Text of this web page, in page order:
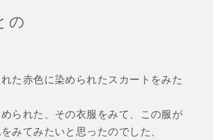
の
た赤色に染められたスカートをみた
られた、その衣服をみて、この服が
みてみたいと思ったのでした、